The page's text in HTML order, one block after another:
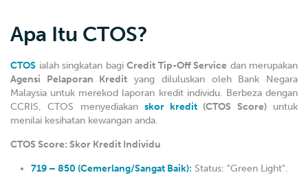
Apa Itu CTOS?
CTOS ialah singkatan bagi Credit Tip-Off Service dan merupakan
Agensi Pelaporan Kredit yang diluluskan oleh Bank Negara
Malaysia untuk merekod laporan kredit individu. Berbeza dengan
CCRIS, CTOS menyediakan skor kredit (CTOS Score)untuk
menilai kesihatan kewangan anda.
CTOS Score: Skor Kredit Individu
719 – 850 (Cemerlang/Sangat Baik): Status: "Green Light".